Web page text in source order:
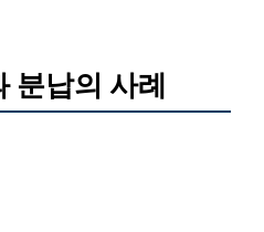
분납의 사례